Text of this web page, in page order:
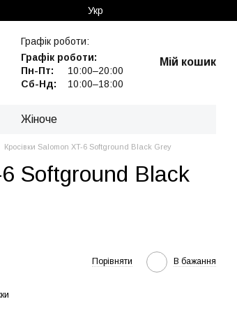
Укр
Графік роботи:
Графік роботи:
Пн-Пт:
10:00–20:00
Сб-Нд:
10:00–18:00
Мій кошик
Жіноче
Кросівки Salomon XT-6 Softground Black Grey
6 Softground Black
Порівняти В бажання